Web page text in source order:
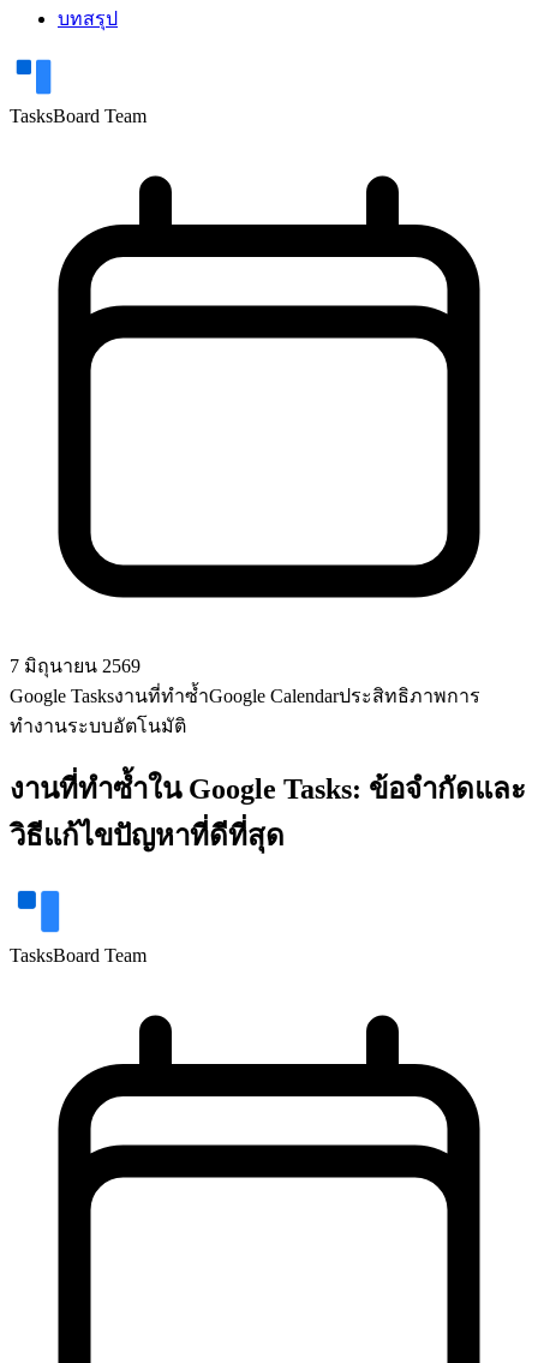
บทสรุป
TasksBoard Team
7 มิถุนายน 2569
Google Tasksงานที่ทำซ้ำGoogle Calendarประสิทธิภาพการ
ทำงานระบบอัตโนมัติ
งานที่ทำซ้ำใน Google Tasks: ข้อจำกัดและ
วิธีแก้ไขปัญหาที่ดีที่สุด
TasksBoard Team